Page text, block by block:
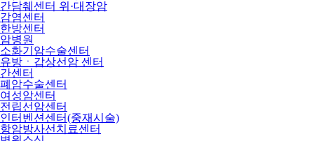
간담췌센터 위·대장암
감염센터
한방센터
암병원
소화기암수술센터
유방ㆍ갑상선암 센터
간센터
폐암수술센터
여성암센터
전립선암센터
인터벤션센터(중재시술)
항암방사선치료센터